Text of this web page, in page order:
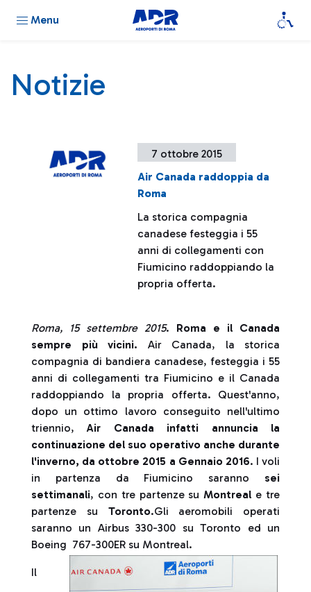
Menu
Notizie
7 ottobre 2015
Air Canada raddoppia da
Roma
La storica compagnia
canadese festeggia i 55
anni di collegamenti con
Fiumicino raddoppiando la
propria offerta.
Roma, 15settembre 2015. Roma e il Canada
sempre più vicini. Air Canada, la storica
compagnia di bandiera canadese, festeggia i 55
anni di collegamenti tra Fiumicino e il Canada
raddoppiando la propria offerta. Quest'anno,
dopo un ottimo lavoro conseguito nell'ultimo
triennio,Air Canada infatti annuncia la
continuazione del suo operativo anche durante
l'inverno, da ottobre 2015 a Gennaio 2016. I voli
in partenza da Fiumicino saranno sei
settimanali, con tre partenze suMontreal e tre
partenze su Toronto.Gli aeromobili operati
saranno un Airbus 330-300 su Toronto ed un
Boeing 767-300ER ‎su Montreal.
Il